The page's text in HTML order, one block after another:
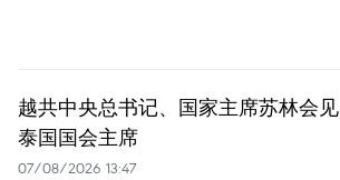
越共中央总书记、国家主席苏林会见
泰国国会主席
07/08/2026 13:47